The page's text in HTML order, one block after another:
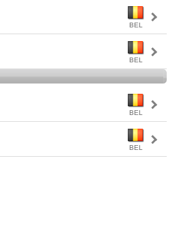
BEL
BEL
BEL
BEL